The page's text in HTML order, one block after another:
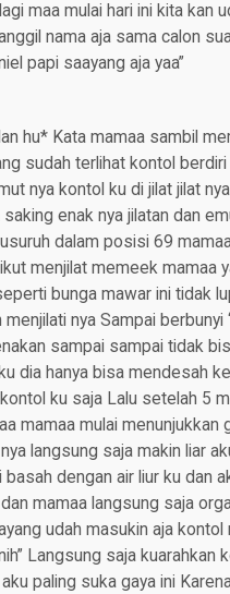
maa mulai hari ini kita kan
nama aja sama calon
papi saayang aja yaa”
hu* Kata mamaa sambil
sudah terlihat kontol
nya kontol ku di jilat jilat
enak nya jilatan dan
dalam posisi 69
menjilat memeek mamaa
bunga mawar ini tidak
nya Sampai berbunyi
sampai sampai tidak
dia hanya bisa mendesah
ku saja Lalu setelah 5
mamaa mulai menunjukkan
langsung saja makin liar
dengan air liur ku dan
mamaa langsung saja
udah masukin aja kontol
Langsung saja kuarahkan
paling suka gaya ini